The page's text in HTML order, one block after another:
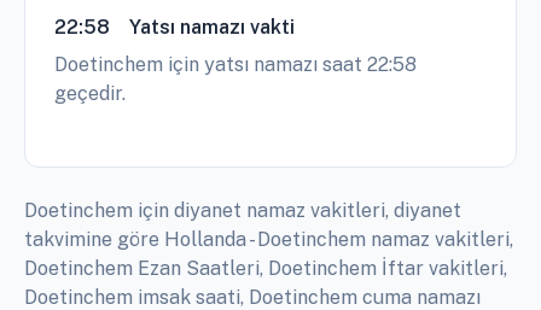
22:58
Yatsı namazı vakti
Doetinchem için yatsı namazı saat 22:58
geçedir.
Doetinchem için diyanet namaz vakitleri, diyanet
takvimine göre Hollanda - Doetinchem namaz vakitleri,
Doetinchem Ezan Saatleri, Doetinchem İftar vakitleri,
Doetinchem imsak saati, Doetinchem cuma namazı